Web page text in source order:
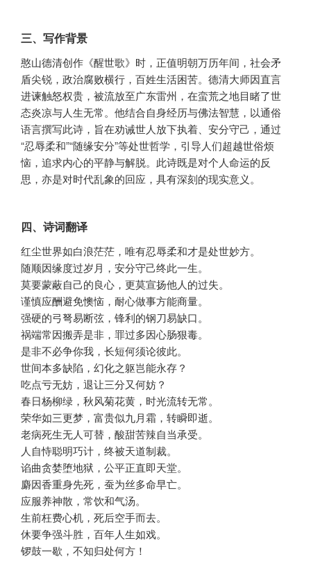
三、写作背景
憨山德清创作《醒世歌》时，正值明朝万历年间，社会矛
盾尖锐，政治腐败横行，百姓生活困苦。德清大师因直言
进谏触怒权贵，被流放至广东雷州，在蛮荒之地目睹了世
态炎凉与人生无常。他结合自身经历与佛法智慧，以通俗
语言撰写此诗，旨在劝诫世人放下执着、安分守己，通过
“忍辱柔和”“随缘安分”等处世哲学，引导人们超越世俗烦
恼，追求内心的平静与解脱。此诗既是对个人命运的反
思，亦是对时代乱象的回应，具有深刻的现实意义。
四、诗词翻译
红尘世界如白浪茫茫，唯有忍辱柔和才是处世妙方。
随顺因缘度过岁月，安分守己终此一生。
莫要蒙蔽自己的良心，更莫宣扬他人的过失。
谨慎应酬避免懊恼，耐心做事方能商量。
强硬的弓弩易断弦，锋利的钢刀易缺口。
祸端常因搬弄是非，罪过多因心肠狠毒。
是非不必争你我，长短何须论彼此。
世间本多缺陷，幻化之躯岂能永存？
吃点亏无妨，退让三分又何妨？
春日杨柳绿，秋风菊花黄，时光流转无常。
荣华如三更梦，富贵似九月霜，转瞬即逝。
老病死生无人可替，酸甜苦辣自当承受。
人自恃聪明巧计，终被天道制裁。
谄曲贪婪堕地狱，公平正直即天堂。
麝因香重身先死，蚕为丝多命早亡。
应服养神散，常饮和气汤。
生前枉费心机，死后空手而去。
休要争强斗胜，百年人生如戏。
锣鼓一歇，不知归处何方！